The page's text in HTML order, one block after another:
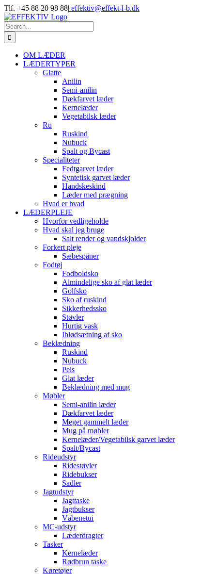
Skip
to
content
Tlf. +45 88 20 98 88| effektiv@effekt-l-b.dk
Search
for:
OM LÆDER
LÆDERTYPER
Glatte
Anilin
Semi-anilin
Dækfarvet læder
Kernelæder
Vegetabilsk læder
Ru
Ruskind
Nubuck
Spalt og Bycast
Specialiteter
Fedtgarvet læder
Syntetisk garvet læder
Handskeskind
Læder med prægning
Hvad er hvad
LÆDERPLEJE
Hvorfor vedligeholde
Hvad skal jeg bruge
Salt render og vandskjolder
Forkert pleje
Sæbespåner
Fodtøj
Fodboldsko
Almindelige sko af glat læder
Golfsko
Sko af ruskind
Sikkerhedssko
Støvler
Hurtig vask
Iblødsætning af sko
Beklædning
Ruskind
Nubuck
Pels
Glat læder
Beklædning med mug
Møbler
Semi-anilin læder
Dækfarvet læder
Meget gammelt læder
Mug på møbler
Kernelæder/Vegetabilsk garvet læder
Spalt/Bycast
Rideudstyr
Ridestøvler
Ridebukser
Sadler
Jagtudstyr
Jagttaske
Jagtbukser
Våbenetui
MC-udstyr
Læderdragter
Tasker
Kernelæder
Rødbrun taske
Køretøjer